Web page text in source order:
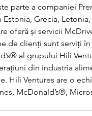
parte a companiei
Grecia,
oferă și servicii
de clienți sunt serviți
al grupului Hili
din industria
Hili Ventures are o
McDonald’s®,